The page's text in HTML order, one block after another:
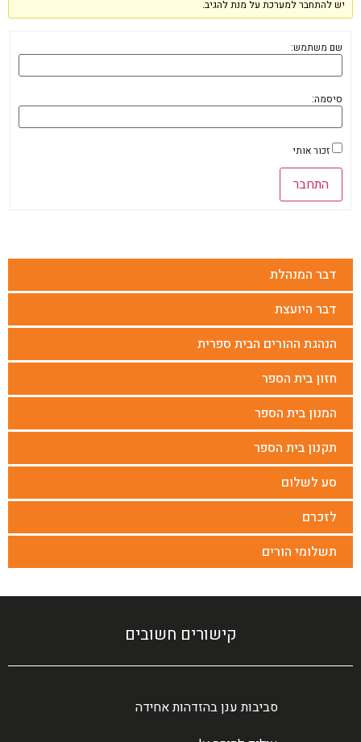
דבר המנהלת
דבר היועצת
הנהגת ההורים הבית ספרית
חזון בית הספר
המנון בית הספר
תקנון בית הספר
סע לשלום
לזכרם
תשלומי הורים
יש להתחבר למערכת על מנת להגיב.
שם משתמש:
סיסמה:
זכור אותי
התחבר
קישורים חשובים
סביבות ענן בהזדהות אחידה